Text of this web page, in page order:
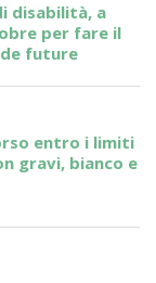
disabilità, a
per fare il
future
entro i limiti
gravi, bianco e